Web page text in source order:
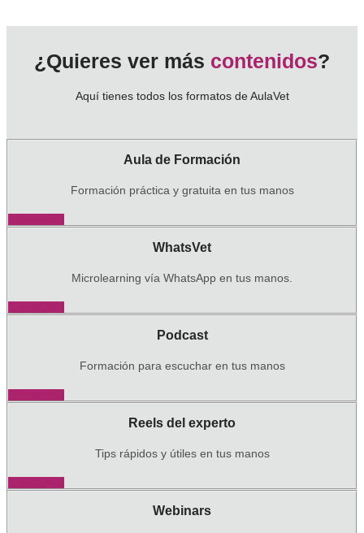
¿Quieres ver más contenidos?
Aquí tienes todos los formatos de AulaVet
Aula de Formación
Formación práctica y gratuita en tus manos
WhatsVet
Microlearning vía WhatsApp en tus manos.
Podcast
Formación para escuchar en tus manos
Reels del experto
Tips rápidos y útiles en tus manos
Webinars